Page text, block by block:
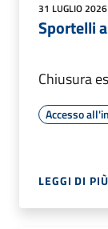
31 LUGLIO 2026
Sportelli
Chiusura
Accesso
LEGGI DI PIÙ